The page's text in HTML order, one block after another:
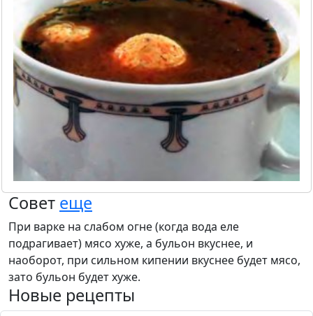
Совет еще
При варке на слабом огне (когда вода еле
подрагивает) мясо хуже, а бульон вкуснее, и
наоборот, при сильном кипении вкуснее будет мясо,
зато бульон будет хуже.
Новые рецепты